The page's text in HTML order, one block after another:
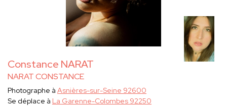
Constance NARAT
NARAT CONSTANCE
Photographe à Asnières-sur-Seine 92600
Se déplace à La Garenne-Colombes 92250